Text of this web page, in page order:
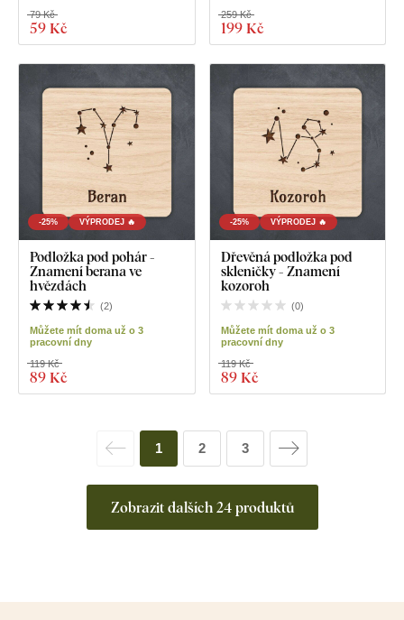
59 Kč
79 Kč
199 Kč
259 Kč
-25% VÝPRODEJ 🔥
Podložka pod pohár -
Znamení berana ve
hvězdách
(2)
Můžete mít doma už o 3
pracovní dny
89 Kč
119 Kč
-25% VÝPRODEJ 🔥
Dřevěná podložka pod
skleničky - Znamení
kozoroh
(0)
Můžete mít doma už o 3
pracovní dny
89 Kč
119 Kč
Zobrazit dalších 24 produktů
1 2 3